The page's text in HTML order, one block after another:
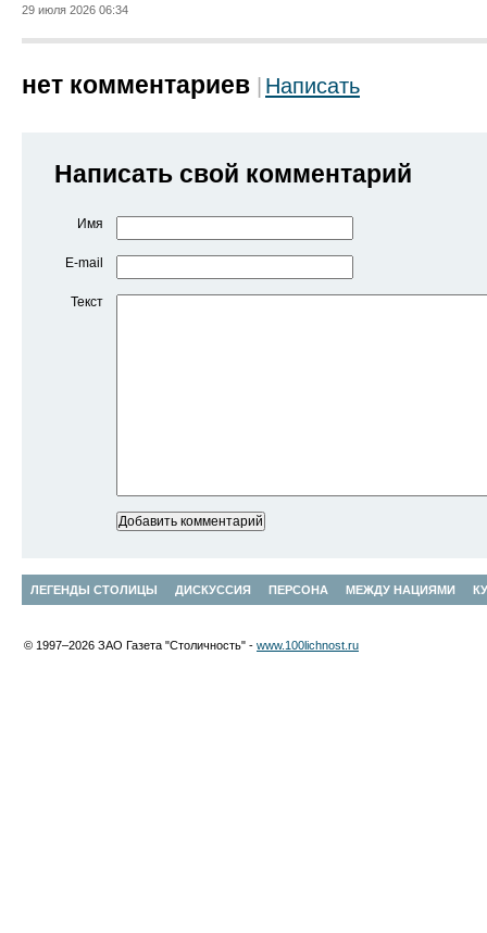
29 июля 2026 06:34
нет комментариев Написать
Написать свой комментарий
Имя
E-mail
Текст
ЛЕГЕНДЫ СТОЛИЦЫ ДИСКУССИЯ ПЕРСОНА МЕЖДУ НАЦИЯМИ
© 1997–2026 ЗАО Газета "Столичность" - www.100lichnost.ru